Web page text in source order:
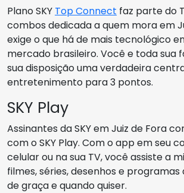
Plano SKY Top Connect faz parte do
combos dedicada a quem mora em
exige o que há de mais tecnológico
mercado brasileiro. Você e toda sua
sua disposição uma verdadeira
entretenimento para 3 pontos.
SKY Play
Assinantes da SKY em Juiz de Fora
com o SKY Play. Com o app em seu
celular ou na sua TV, você assiste a
filmes, séries, desenhos e
de graça e quando quiser.